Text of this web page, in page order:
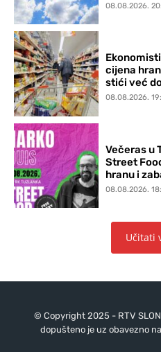
08.08.2026.
cijena
stići već
08.08.2026.
Večeras u
Street
hranu i
08.08.2026.
Učitati
© Copyright 2025 - RTV
dopušteno je uz obavezno